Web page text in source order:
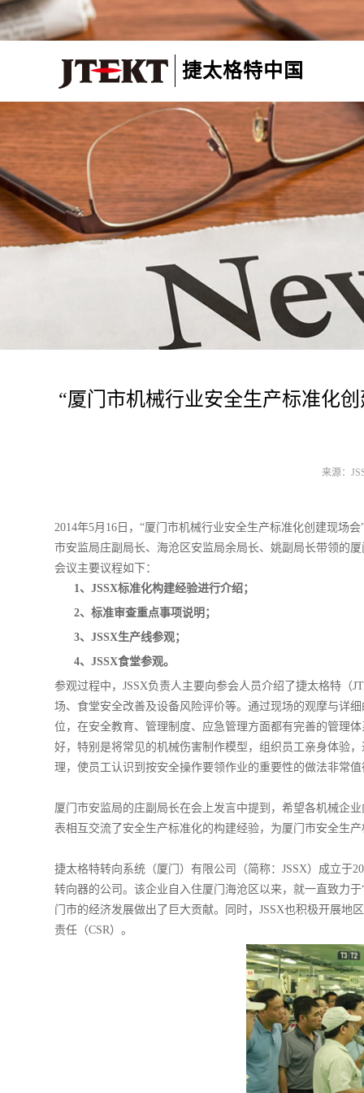
捷太格特中国
“厦门市机械行业安全生产标准化
来源：
2014年5月16日，“厦门市机械行业安全生产标准化创建现场
市安监局庄副局长、海沧区安监局余局长、姚副局长带领的
会议主要议程如下：
1、JSSX标准化构建经验进行介绍；
2、标准审查重点事项说明；
3、JSSX生产线参观；
4、JSSX食堂参观。
参观过程中，JSSX负责人主要向参会人员介绍了捷太格特（
场、食堂安全改善及设备风险评价等。通过现场的观摩与详
位，在安全教育、管理制度、应急管理方面都有完善的管理
好，特别是将常见的机械伤害制作模型，组织员工亲身体验
理，使员工认识到按安全操作要领作业的重要性的做法非常
厦门市安监局的庄副局长在会上发言中提到，希望各机械企
表相互交流了安全生产标准化的构建经验，为厦门市安全生
捷太格特转向系统（厦门）有限公司（简称：JSSX）成立于
转向器的公司。该企业自入住厦门海沧区以来，就一直致力
门市的经济发展做出了巨大贡献。同时，JSSX也积极开展
责任（CSR）。